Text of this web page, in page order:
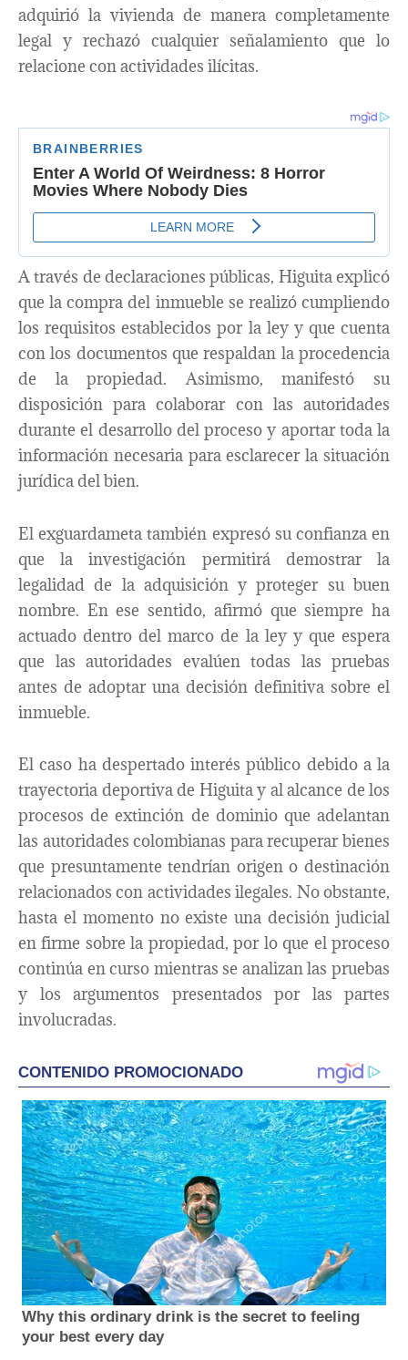
adquirió la vivienda de manera completamente
legal y rechazó cualquier señalamiento que lo
relacione con actividades ilícitas.
A través de declaraciones públicas, Higuita explicó
que la compra del inmueble se realizó cumpliendo
los requisitos establecidos por la ley y que cuenta
con los documentos que respaldan la procedencia
de la propiedad. Asimismo, manifestó su
disposición para colaborar con las autoridades
durante el desarrollo del proceso y aportar toda la
información necesaria para esclarecer la situación
jurídica del bien.
El exguardameta también expresó su confianza en
que la investigación permitirá demostrar la
legalidad de la adquisición y proteger su buen
nombre. En ese sentido, afirmó que siempre ha
actuado dentro del marco de la ley y que espera
que las autoridades evalúen todas las pruebas
antes de adoptar una decisión definitiva sobre el
inmueble.
El caso ha despertado interés público debido a la
trayectoria deportiva de Higuita y al alcance de los
procesos de extinción de dominio que adelantan
las autoridades colombianas para recuperar bienes
que presuntamente tendrían origen o destinación
relacionados con actividades ilegales. No obstante,
hasta el momento no existe una decisión judicial
en firme sobre la propiedad, por lo que el proceso
continúa en curso mientras se analizan las pruebas
y los argumentos presentados por las partes
involucradas.